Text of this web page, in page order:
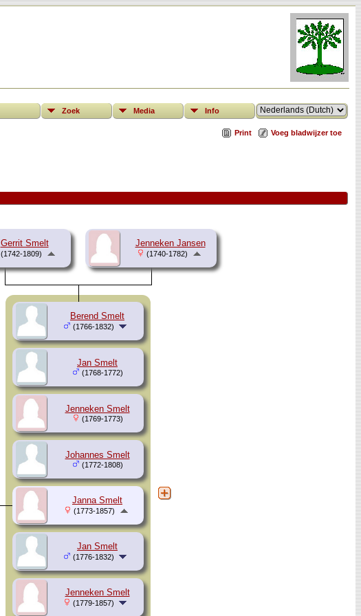
Zoek Media Info
Print Voeg bladwijzer toe
Gerrit Smelt
(1742-1809)
Jenneken Jansen
(1740-1782)
Berend Smelt
(1766-1832)
Jan Smelt
(1768-1772)
Jenneken Smelt
(1769-1773)
Johannes Smelt
(1772-1808)
Jan Smelt
(1776-1832)
Jenneken Smelt
(1779-1857)
Janna Smelt
(1773-1857)